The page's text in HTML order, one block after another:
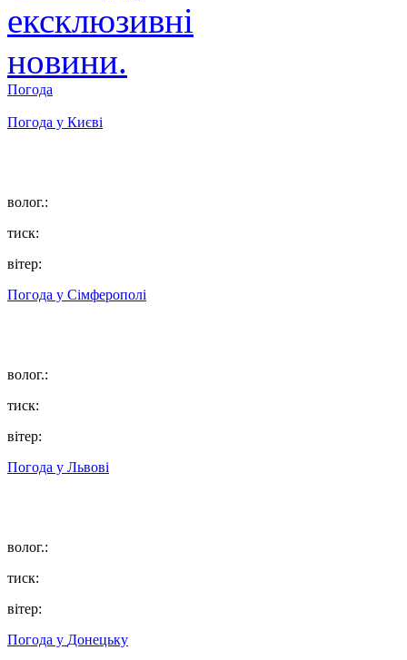
Погода
Погода у Києві
волог.:
тиск:
вітер:
Погода у Сімферополі
волог.:
тиск:
вітер:
Погода у Львові
волог.:
тиск:
вітер:
Погода у Донецьку